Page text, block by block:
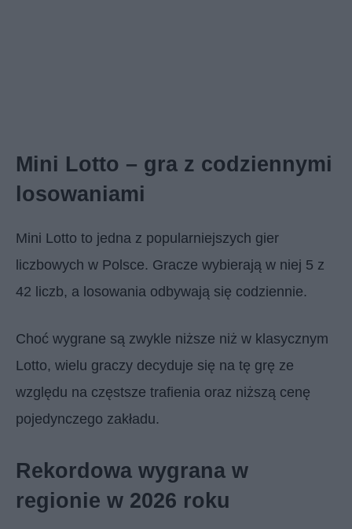
Mini Lotto – gra z codziennymi
losowaniami
Mini Lotto to jedna z popularniejszych gier
liczbowych w Polsce. Gracze wybierają w niej 5 z
42 liczb, a losowania odbywają się codziennie.
Choć wygrane są zwykle niższe niż w klasycznym
Lotto, wielu graczy decyduje się na tę grę ze
względu na częstsze trafienia oraz niższą cenę
pojedynczego zakładu.
Rekordowa wygrana w
regionie w 2026 roku